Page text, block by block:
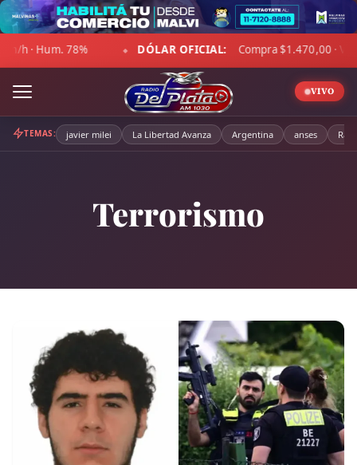
Skip
to
contentOFICIAL: Compra $1.470,00 · Venta $1.521,00 ◆ ☁ LA
VIVO
TEMAS: javier milei La Libertad Avanza Argentina anses
Terrorismo